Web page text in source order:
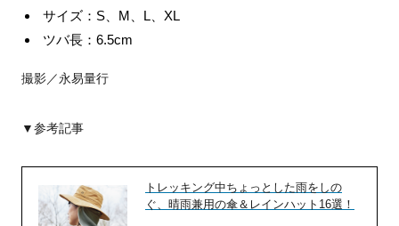
サイズ：S、M、L、XL
ツバ長：6.5cm
撮影／永易量行
▼参考記事
トレッキング中ちょっとした雨をしの
ぐ、晴雨兼用の傘＆レインハット16選！